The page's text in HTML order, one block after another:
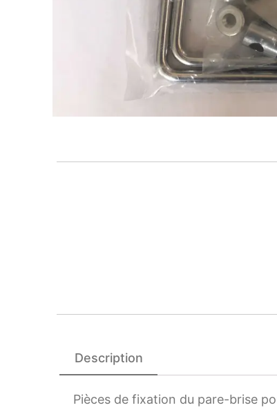
Description
Pièces de fixation du pare-brise